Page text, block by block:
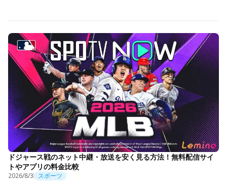
ドジャース戦のネット中継・放送を安く見る方法！無料配信サイ
トやアプリの料金比較
2026/8/3 スポーツ